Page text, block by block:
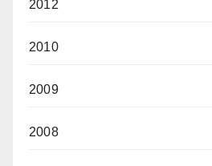
2012
2010
2009
2008